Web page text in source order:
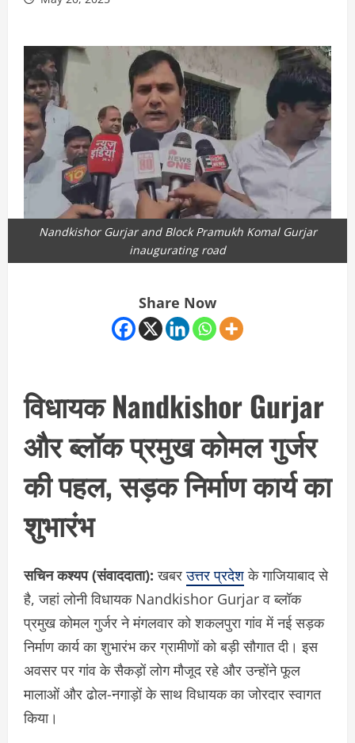
Nandkishor Gurjar and Block Pramukh Komal Gurjar
inaugurating road
Share Now
विधायक Nandkishor Gurjar
और ब्लॉक प्रमुख कोमल गुर्जर
की पहल, सड़क निर्माण कार्य का
शुभारंभ
सचिन कश्यप (संवाददाता):खबरउत्तर प्रदेशके गाजियाबाद से
है, जहां लोनी विधायक Nandkishor Gurjar व ब्लॉक
प्रमुख कोमल गुर्जर ने मंगलवार को शकलपुरा गांव में नई सड़क
निर्माण कार्य का शुभारंभ कर ग्रामीणों को बड़ी सौगात दी। इस
अवसर पर गांव के सैकड़ों लोग मौजूद रहे और उन्होंने फूल
मालाओं और ढोल-नगाड़ों के साथ विधायक का जोरदार स्वागत
किया।